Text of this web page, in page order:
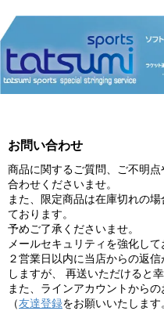
お問い合わせ
商品に関するご質問、ご不明
合わせくださいませ。
また、限定商品は在庫切れの
ております。
予めご了承くださいませ。
メールセキュリティを強化して
２営業日以内に当店からの返
しますが、 再送いただけると幸
また、ラインアカウントから
（友達登録をお願いいたします